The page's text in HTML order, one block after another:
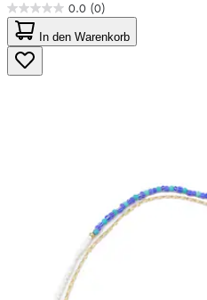
0.0 (0)
0.0
von
5
Sternen.
In den Warenkorb